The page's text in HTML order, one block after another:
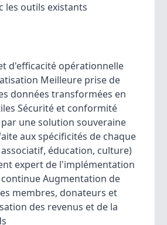
les outils existants
d'efficacité opérationnelle
Meilleure prise de
données transformées en
Sécurité et conformité
par une solution souveraine
aux spécificités de chaque
éducation, culture)
expert de l'implémentation
Augmentation de
membres, donateurs et
des revenus et de la